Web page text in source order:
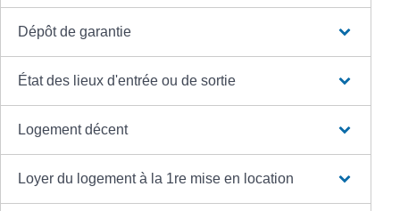
Dépôt de garantie
État des lieux d'entrée ou de sortie
Logement décent
Loyer du logement à la 1re mise en location